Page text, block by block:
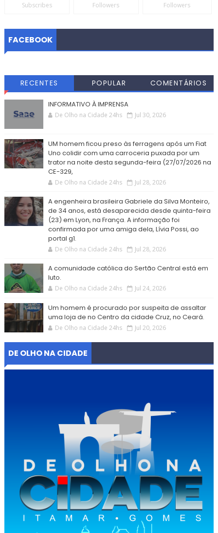
Subscribes Followers Followers
FACEBOOK
RECENTES POPULAR COMENTÁRIOS
INFORMATIVO À IMPRENSA
De Olho na Cidade 24hs Jul 30, 2026
UM homem ficou preso às ferragens após um Fiat
Uno colidir com uma carroceria puxada por um
trator na noite desta segunda-feira (27/07/2026 na
CE-329,
De Olho na Cidade 24hs Jul 28, 2026
A engenheira brasileira Gabriele da Silva Monteiro,
de 34 anos, está desaparecida desde quinta-feira
(23) em Lyon, na França. A informação foi
confirmada por uma amiga dela, Lívia Possi, ao
portal g1.
De Olho na Cidade 24hs Jul 28, 2026
A comunidade católica do Sertão Central está em
luto.
De Olho na Cidade 24hs Jul 24, 2026
Um homem é procurado por suspeita de assaltar
uma loja de no Centro da cidade Cruz, no Ceará.
De Olho na Cidade 24hs Jul 20, 2026
DE OLHO NA CIDADE